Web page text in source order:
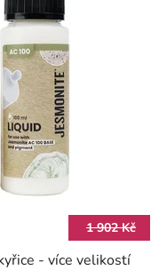
1 902 Kč
- více velikostí